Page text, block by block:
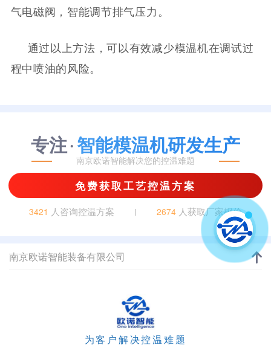
气电磁阀，智能调节排气压力。
通过以上方法，可以有效减少模温机在调试过
程中喷油的风险。
专注·智能模温机研发生产
南京欧诺智能解决您的控温难题
免费获取工艺控温方案
3421 人咨询控温方案 2674人获取厂家报价
南京欧诺智能装备有限公司
为客户解决控温难题